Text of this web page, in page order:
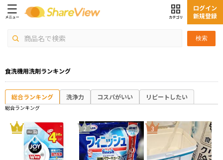
検索
ログイン
新規登録
食洗機用洗剤ランキング
総合ランキング 洗浄力 コスパがいい リピートしたい
総合ランキング
1 2 3